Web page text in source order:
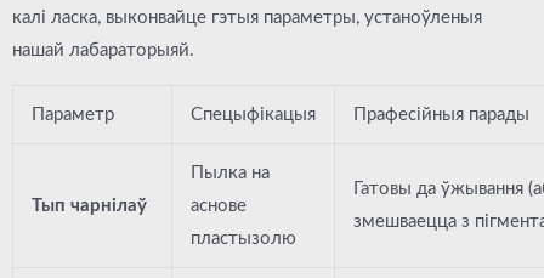
калі ласка, выконвайце гэтыя параметры, устаноўленыя
нашай лабараторыяй.
Параметр Спецыфікацыя Прафесійныя парады
Тып чарнілаў
Пылка на
аснове
пластызолю
Гатовы да ўжывання
змешваецца з